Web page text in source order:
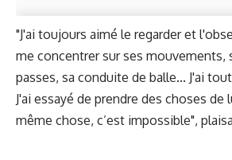
"J'ai toujours aimé le regarder et
me concentrer sur ses mouvements,
passes, sa conduite de balle... J'ai
J'ai essayé de prendre des choses de
même chose, c’est impossible",